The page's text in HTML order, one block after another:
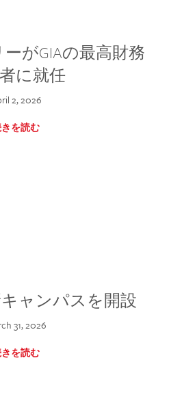
がGIAの最高財務
に就任
2, 2026
を読む
ャンパスを開設
31, 2026
を読む